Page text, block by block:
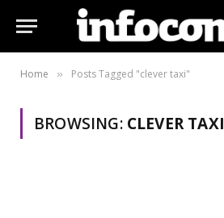
Home » Posts Tagged "clever taxi"
BROWSING: CLEVER TAXI